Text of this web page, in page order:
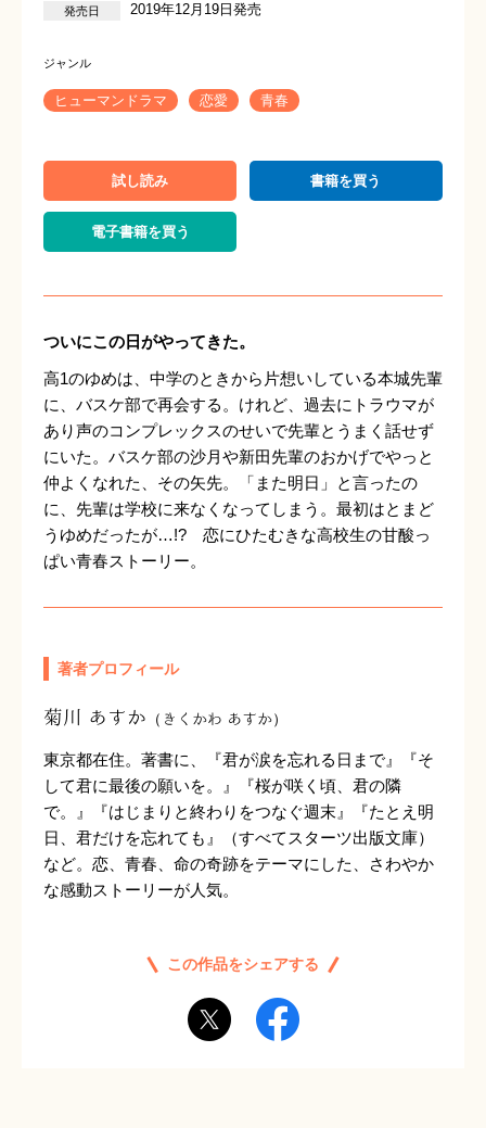
2019年12月19日発売
ヒューマンドラマ 恋愛 青春
試し読み 書籍を買う
電子書籍を買う
ついにこの日がやってきた。
高1のゆめは、中学のときから片想いしている本城先輩
に、バスケ部で再会する。けれど、過去にトラウマが
あり声のコンプレックスのせいで先輩とうまく話せず
にいた。バスケ部の沙月や新田先輩のおかげでやっと
仲よくなれた、その矢先。「また明日」と言ったの
に、先輩は学校に来なくなってしまう。最初はとまど
うゆめだったが…!? 恋にひたむきな高校生の甘酸っ
ぱい青春ストーリー。
著者プロフィール
菊川 あすか （きくかわ あすか）
東京都在住。著書に、『君が涙を忘れる日まで』『そ
して君に最後の願いを。』『桜が咲く頃、君の隣
で。』『はじまりと終わりをつなぐ週末』『たとえ明
日、君だけを忘れても』（すべてスターツ出版文庫）
など。恋、青春、命の奇跡をテーマにした、さわやか
な感動ストーリーが人気。
この作品をシェアする